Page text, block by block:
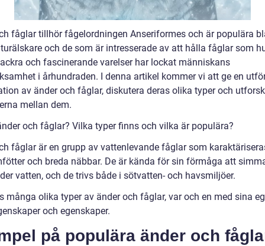
fåglar tillhör fågelordningen Anseriformes och är populära
och de som är intresserade av att hålla fåglar som
och fascinerande varelser har lockat människans
i århundraden. I denna artikel kommer vi att ge en
av änder och fåglar, diskutera deras olika typer och
mellan dem.
och fåglar? Vilka typer finns och vilka är populära?
fåglar är en grupp av vattenlevande fåglar som
och breda näbbar. De är kända för sin förmåga att
vatten, och de trivs både i sötvatten- och havsmiljöer.
många olika typer av änder och fåglar, var och en med sina
och egenskaper.
på populära änder och